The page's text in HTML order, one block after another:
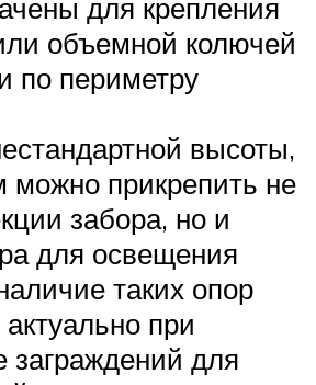
для крепления
объемной колючей
по периметру
высоты,
можно прикрепить не
забора, но и
для освещения
таких опор
при
заграждений для